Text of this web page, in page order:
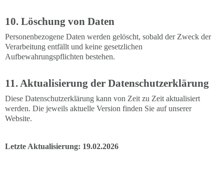
10. Löschung von Daten
Personenbezogene Daten werden gelöscht, sobald der Zweck der
Verarbeitung entfällt und keine gesetzlichen
Aufbewahrungspflichten bestehen.
11. Aktualisierung der Datenschutzerklärung
Diese Datenschutzerklärung kann von Zeit zu Zeit aktualisiert
werden. Die jeweils aktuelle Version finden Sie auf unserer
Website.
Letzte Aktualisierung: 19.02.2026